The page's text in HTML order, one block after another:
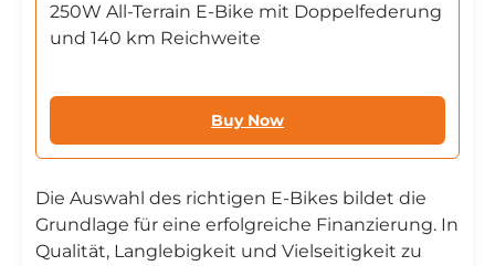
250W All-Terrain E-Bike mit Doppelfederung
und 140 km Reichweite
Buy Now
Die Auswahl des richtigen E-Bikes bildet die
Grundlage für eine erfolgreiche Finanzierung. In
Qualität, Langlebigkeit und Vielseitigkeit zu